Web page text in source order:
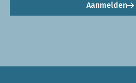
Aanmelden